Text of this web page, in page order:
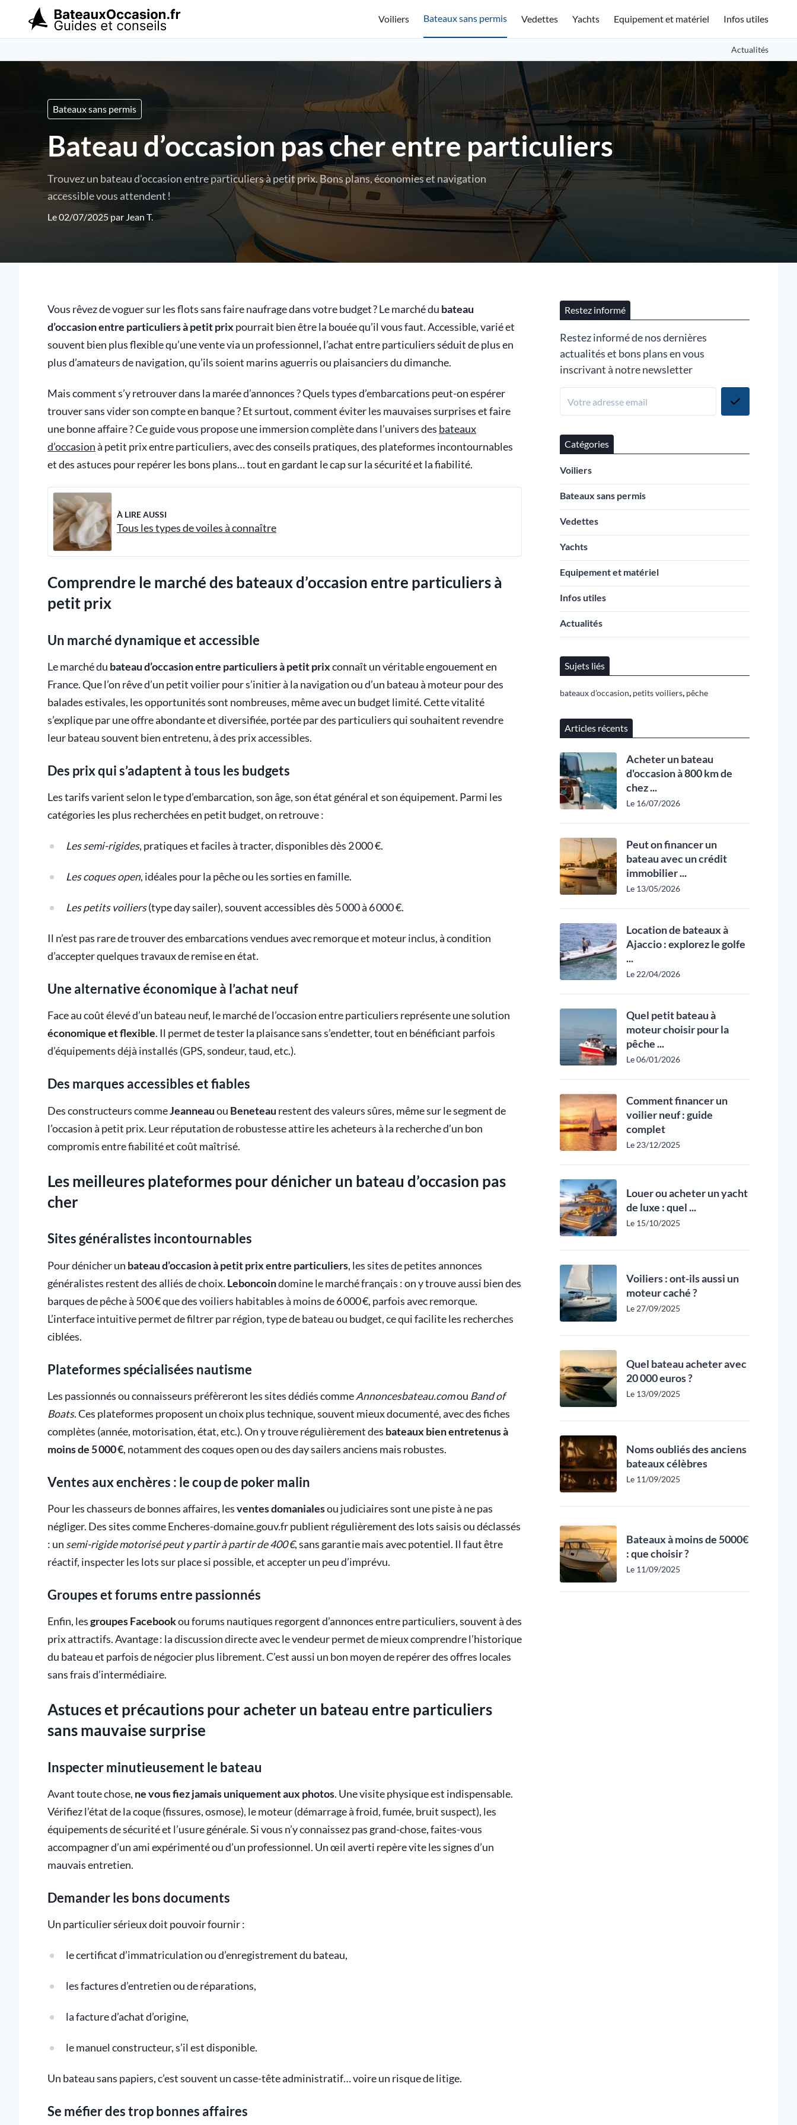
Voiliers Bateaux sans permis Vedettes Yachts Equipement et matériel Infos utiles
Actualités
Bateaux sans permis
Bateau d’occasion pas cher entre particuliers
Trouvez un bateau d’occasion entre particuliers à petit prix. Bons plans, économies et navigation
accessible vous attendent !
Le 02/07/2025 par Jean T.
Vous rêvez de voguer sur les flots sans faire naufrage dans votre budget ? Le marché du bateau
d’occasion entre particuliers à petit prix pourrait bien être la bouée qu’il vous faut. Accessible, varié et
souvent bien plus flexible qu’une vente via un professionnel, l’achat entre particuliers séduit de plus en
plus d’amateurs de navigation, qu’ils soient marins aguerris ou plaisanciers du dimanche.
Mais comment s’y retrouver dans la marée d’annonces ? Quels types d’embarcations peut-on espérer
trouver sans vider son compte en banque ? Et surtout, comment éviter les mauvaises surprises et faire
une bonne affaire ? Ce guide vous propose une immersion complète dans l’univers des bateaux
d’occasionà petit prix entre particuliers, avec des conseils pratiques, des plateformes incontournables
et des astuces pour repérer les bons plans… tout en gardant le cap sur la sécurité et la fiabilité.
À LIRE AUSSI
Tous les types de voiles à connaître
Comprendre le marché des bateaux d’occasion entre particuliers à
petit prix
Un marché dynamique et accessible
Le marché du bateau d’occasion entre particuliers à petit prixconnaît un véritable engouement en
France. Que l’on rêve d’un petit voilier pour s’initier à la navigation ou d’un bateau à moteur pour des
balades estivales, les opportunités sont nombreuses, même avec un budget limité. Cette vitalité
s’explique par une offre abondante et diversifiée, portée par des particuliers qui souhaitent revendre
leur bateau souvent bien entretenu, à des prix accessibles.
Des prix qui s’adaptent à tous les budgets
Les tarifs varient selon le type d’embarcation, son âge, son état général et son équipement. Parmi les
catégories les plus recherchées en petit budget, on retrouve :
Les semi-rigides, pratiques et faciles à tracter, disponibles dès 2 000 €.
Les coques open, idéales pour la pêche ou les sorties en famille.
Les petits voiliers(type day sailer), souvent accessibles dès 5 000 à 6 000 €.
Il n’est pas rare de trouver des embarcations vendues avec remorque et moteur inclus, à condition
d’accepter quelques travaux de remise en état.
Une alternative économique à l’achat neuf
Face au coût élevé d’un bateau neuf, le marché de l’occasion entre particuliers représente une solution
économique et flexible. Il permet de tester la plaisance sans s’endetter, tout en bénéficiant parfois
d’équipements déjà installés (GPS, sondeur, taud, etc.).
Des marques accessibles et fiables
Des constructeurs commeJeanneauou Beneteau restent des valeurs sûres, même sur le segment de
l’occasion à petit prix. Leur réputation de robustesse attire les acheteurs à la recherche d’un bon
compromis entre fiabilité et coût maîtrisé.
Les meilleures plateformes pour dénicher un bateau d’occasion pas
cher
Sites généralistes incontournables
Pour dénicher un bateau d’occasion à petit prix entre particuliers, les sites de petites annonces
généralistes restent des alliés de choix. Leboncoindomine le marché français : on y trouve aussi bien des
barques de pêche à 500 € que des voiliers habitables à moins de 6 000 €, parfois avec remorque.
L’interface intuitive permet de filtrer par région, type de bateau ou budget, ce qui facilite les recherches
ciblées.
Plateformes spécialisées nautisme
Les passionnés ou connaisseurs préfèreront les sites dédiés commeAnnoncesbateau.comou Band of
Boats. Ces plateformes proposent un choix plus technique, souvent mieux documenté, avec des fiches
complètes (année, motorisation, état, etc.). On y trouve régulièrement des bateaux bien entretenus à
moins de 5 000 €, notamment des coques open ou des day sailers anciens mais robustes.
Ventes aux enchères : le coup de poker malin
Pour les chasseurs de bonnes affaires, lesventes domanialesou judiciaires sont une piste à ne pas
négliger. Des sites comme Encheres-domaine.gouv.fr publient régulièrement des lots saisis ou déclassés
: un semi-rigide motorisé peut y partir à partir de 400 €, sans garantie mais avec potentiel. Il faut être
réactif, inspecter les lots sur place si possible, et accepter un peu d’imprévu.
Groupes et forums entre passionnés
Enfin, lesgroupes Facebookou forums nautiques regorgent d’annonces entre particuliers, souvent à des
prix attractifs. Avantage : la discussion directe avec le vendeur permet de mieux comprendre l’historique
du bateau et parfois de négocier plus librement. C’est aussi un bon moyen de repérer des offres locales
sans frais d’intermédiaire.
Astuces et précautions pour acheter un bateau entre particuliers
sans mauvaise surprise
Inspecter minutieusement le bateau
Avant toute chose, ne vous fiez jamais uniquement aux photos. Une visite physique est indispensable.
Vérifiez l’état de la coque (fissures, osmose), le moteur (démarrage à froid, fumée, bruit suspect), les
équipements de sécurité et l’usure générale. Si vous n’y connaissez pas grand-chose, faites-vous
accompagner d’un ami expérimenté ou d’un professionnel. Un œil averti repère vite les signes d’un
mauvais entretien.
Demander les bons documents
Un particulier sérieux doit pouvoir fournir :
le certificat d’immatriculation ou d’enregistrement du bateau,
les factures d’entretien ou de réparations,
la facture d’achat d’origine,
le manuel constructeur, s’il est disponible.
Un bateau sans papiers, c’est souvent un casse-tête administratif… voire un risque de litige.
Se méfier des trop bonnes affaires
Restez informé
Restez informé de nos dernières
actualités et bons plans en vous
inscrivant à notre newsletter
Catégories
Voiliers
Bateaux sans permis
Vedettes
Yachts
Equipement et matériel
Infos utiles
Actualités
Sujets liés
bateaux d’occasion, petits voiliers, pêche
Articles récents
Acheter un bateau
d'occasion à 800 km de
chez ...
Le 16/07/2026
Peut on financer un
bateau avec un crédit
immobilier ...
Le 13/05/2026
Location de bateaux à
Ajaccio : explorez le golfe
...
Le 22/04/2026
Quel petit bateau à
moteur choisir pour la
pêche ...
Le 06/01/2026
Comment financer un
voilier neuf : guide
complet
Le 23/12/2025
Louer ou acheter un yacht
de luxe : quel ...
Le 15/10/2025
Voiliers : ont-ils aussi un
moteur caché ?
Le 27/09/2025
Quel bateau acheter avec
20 000 euros ?
Le 13/09/2025
Noms oubliés des anciens
bateaux célèbres
Le 11/09/2025
Bateaux à moins de 5000€
: que choisir ?
Le 11/09/2025